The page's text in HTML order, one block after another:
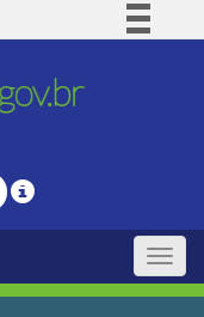
Comunica BR
Legislação
Toggle